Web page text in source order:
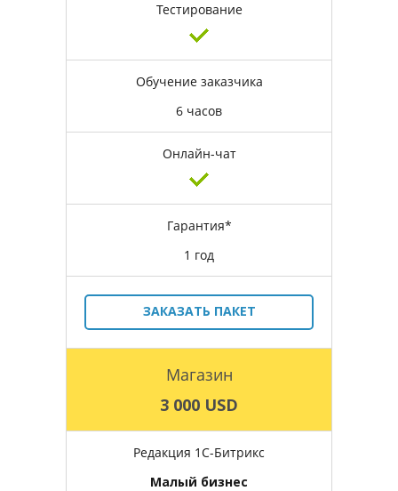
Тестирование
Обучение заказчика
6 часов
Онлайн-чат
Гарантия*
1 год
ЗАКАЗАТЬ ПАКЕТ
Магазин
3 000 USD
Редакция 1С-Битрикс
Малый бизнес